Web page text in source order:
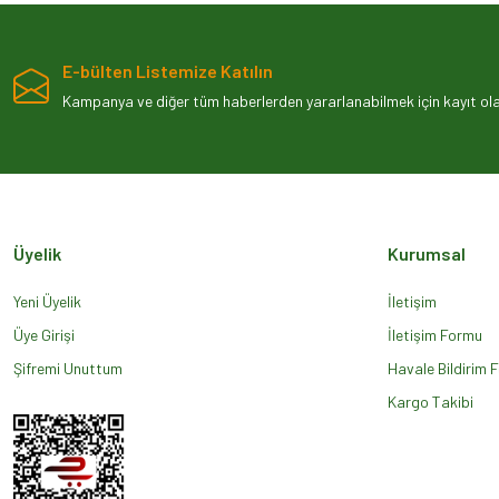
Ürün açıklamasında eksik bilgiler bulunuyor.
Ürün fiyatı diğer sitelerden daha pahalı.
Bu ürüne benzer farklı alternatifler olmalı.
LR102041 - ARKA SİS LAMBASI SAĞ (DİSC.SPORT) - Land Rover
Stok Kodu
E-bülten Listemize Katılın
Kampanya ve diğer tüm haberlerden yararlanabilmek için kayıt
Üyelik
Yeni Üyelik
Üye Girişi
Şifremi Unuttum
Kurumsal
İletişim
İletişim Formu
Havale Bildirim
Kargo Takibi